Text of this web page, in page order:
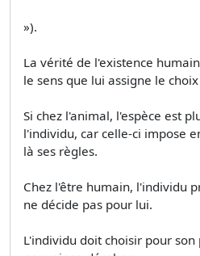
»).
La vérité de l'existence
le sens que lui assigne le
Si chez l'animal, l'espèce est
l'individu, car celle-ci impose
là ses règles.
Chez l'être humain, l'individu
ne décide pas pour lui.
L'individu doit choisir pour